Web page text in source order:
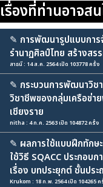
เรื่องที่ท่านอาจส
✎ การพัฒนารูปแบบการ
รำนาฏศิลป์ไทย สร้างสร
สาธนี : 14 ส.ค. 2564 เปิด 103778 ครั้ง
✎ กระบวนการพัฒนาวิช
วิชาชีพของกลุ่มเครือข่
เชียงราย
nitha : 4 ก.ค. 2563 เปิด 104872 ครั้ง
✎ ผลการใช้แบบฝึกทัก
ใช้วิธี SQACC ประกอบ
เรื่อง บทประยุกต์ ชั้นปร
Krukom : 18 ก.พ. 2564 เปิด 104265 ค